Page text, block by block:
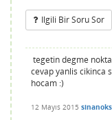
Ilgili Bir Soru Sor
tegetin degme
cevap yanlis cikinca
hocam :)
12 Mayıs 2015